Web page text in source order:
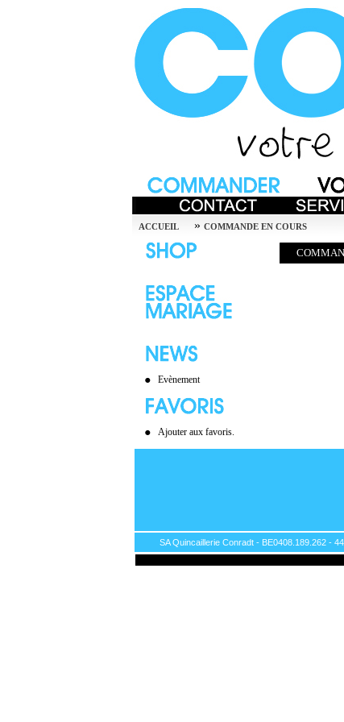
ACCUEIL » COMMANDE EN COURS
Evènement
Ajouter aux favoris.
SA Quincaillerie Conradt - BE0408.189.262 -